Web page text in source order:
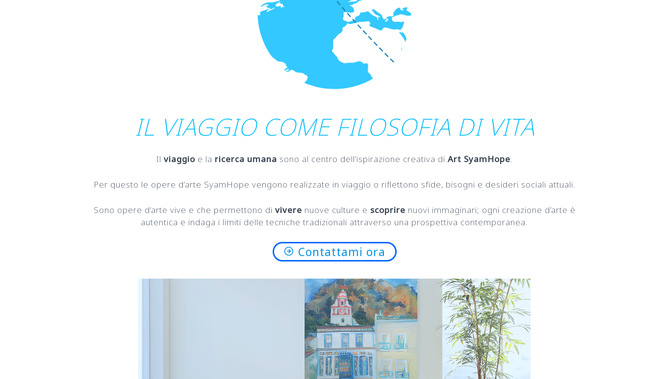
IL VIAGGIO COME FILOSOFIA DI VITA
Il viaggioe la ricerca umana sono al centro dell’ispirazione creativa di Art SyamHope.
Per questo le opere d’arte SyamHope vengono realizzate in viaggio o riflettono sfide, bisogni e desideri sociali attuali.
Sono opere d’arte vive e che permettono di vivere nuove culture e scoprire nuovi immaginari; ogni creazione d’arte è
autentica e indaga i limiti delle tecniche tradizionali attraverso una prospettiva contemporanea.
Contattami ora